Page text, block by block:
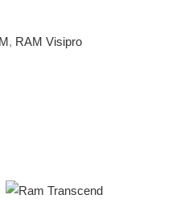
, RAM Visipro